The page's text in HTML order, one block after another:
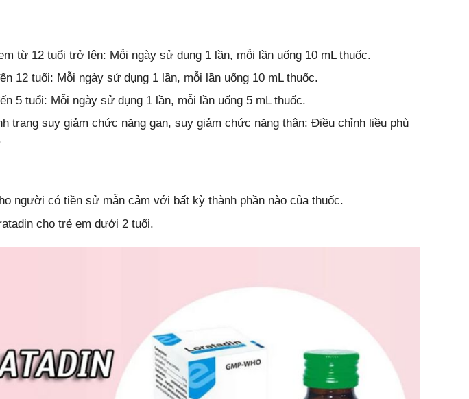
từ 12 tuổi trở lên: Mỗi ngày sử dụng 1 lần, mỗi lần uống 10 mL thuốc.
12 tuổi: Mỗi ngày sử dụng 1 lần, mỗi lần uống 10 mL thuốc.
5 tuổi: Mỗi ngày sử dụng 1 lần, mỗi lần uống 5 mL thuốc.
trạng suy giảm chức năng gan, suy giảm chức năng thận: Điều chỉnh liều phù
người có tiền sử mẫn cảm với bất kỳ thành phần nào của thuốc.
cho trẻ em dưới 2 tuổi.